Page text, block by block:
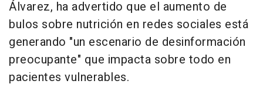
Álvarez, ha advertido que el aumento de
bulos sobre nutrición en redes sociales está
generando "un escenario de desinformación
preocupante" que impacta sobre todo en
pacientes vulnerables.